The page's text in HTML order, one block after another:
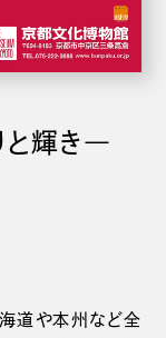
と輝き―
道や本州など全